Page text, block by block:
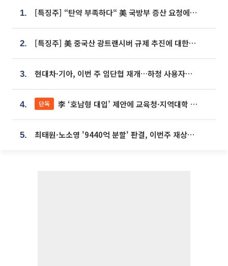
1. [특징주] “탄약 부족하다“ 美 국방부 증산 요청에⋯국내 방산주 급등세
2. [특징주] 美 중국산 광트랜시버 규제 추진에 대한광통신 등 광통신株 강세
3. 현대차·기아, 이번 주 임단협 재개…하청 사용자성 재심도 ‘변수’
4. 단독 李 ‘호남형 대입’ 제안에 교육청·지역대학 서·논술형 입시 연계 '착수'
5. 최태원·노소영 '9440억 분할' 판결, 이번주 재상고 여부 주목